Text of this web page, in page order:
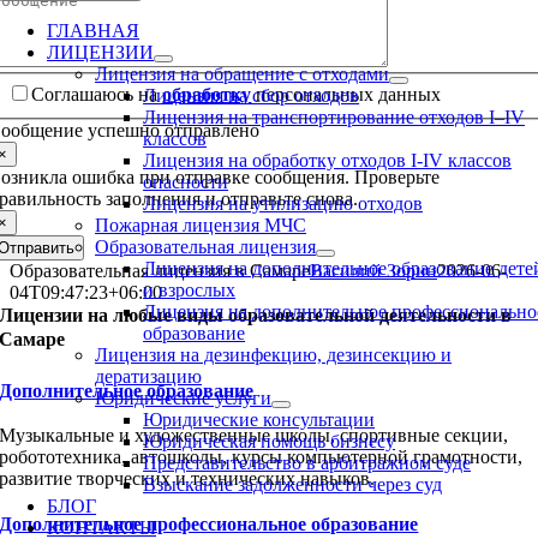
ГЛАВНАЯ
ЛИЦЕНЗИИ
Лицензия на обращение с отходами
Лицензия на сбор отходов
Лицензия на транспортирование отходов I–IV
классов
Лицензия на обработку отходов I-IV классов
опасности
Лицензия на утилизацию отходов
Пожарная лицензия МЧС
Образовательная лицензия
Лицензия на дополнительное образование
и взрослых
Лицензия на дополнительное
образование
Лицензия на дезинфекцию, дезинсекцию и
дератизацию
Юридические услуги
Юридические консультации
Юридическая помощь бизнесу
Представительство в арбитражном суде
Взыскание задолженности через суд
БЛОГ
КОНТАКТЫ
Соглашаюсь наобработкуперсональных данных
успешно отправлено
ошибка при отправке сообщения. Проверьте
заполнения и отправьте снова.
Образовательная лицензия в СамареВасилий Зорин2026-06-
04T09:47:23+06:00
Лицензии на любые виды образовательной деятельности в
Самаре
Дополнительное образование
Музыкальные и художественные школы, спортивные секции,
робототехника, автошколы, курсы компьютерной грамотности,
развитие творческих и технических навыков.
Дополнительное профессиональное образование